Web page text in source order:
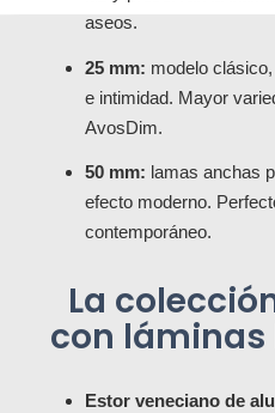
aseos.
25 mm: modelo
e intimidad. Mayor
AvosDim.
50 mm: lamas anchas
efecto moderno.
contemporáneo.
La
con láminas
Estor veneciano de